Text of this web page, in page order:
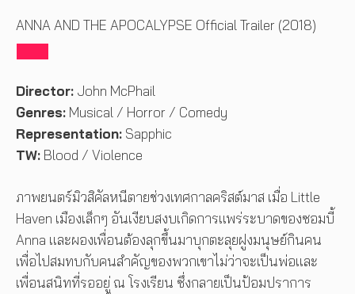
ANNA AND THE APOCALYPSE Official Trailer (2018)
Director: John McPhail
Genres: Musical / Horror / Comedy
Representation: Sapphic
TW: Blood / Violence
ภาพยนตร์มิวสิคัลหนีตายช่วงเทศกาลคริสต์มาส เมื่อ Little
Haven เมืองเล็กๆ อันเงียบสงบเกิดการแพร่ระบาดของซอมบี้
Anna และผองเพื่อนต้องลุกขึ้นมาบุกตะลุยฝูงมนุษย์กินคน
เพื่อไปสมทบกับคนสำคัญของพวกเขาไม่ว่าจะเป็นพ่อและ
เพื่อนสนิทที่รออยู่ ณ โรงเรียน ซึ่งกลายเป็นป้อมปราการ